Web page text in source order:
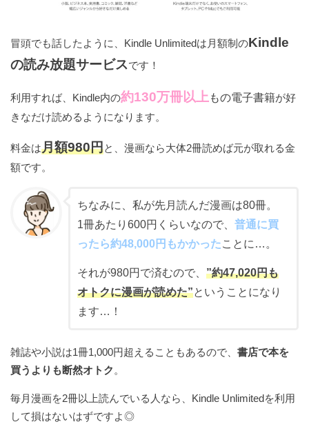
冒頭でも話したように、Kindle Unlimitedは月額制のKindle
の読み放題サービスです！
利用すれば、Kindle内の約130万冊以上 もの電子書籍が好
きなだけ読めるようになります。
料金は月額980円と、漫画なら大体2冊読めば元が取れる金
額です。
ちなみに、私が先月読んだ漫画は80冊。
1冊あたり600円くらいなので、普通に買
ったら約48,000円もかかったことに…。
それが980円で済むので、”約47,020円も
オトクに漫画が読めた”ということになり
ます…！
雑誌や小説は1冊1,000円超えることもあるので、書店で本を
買うよりも断然オトク 。
毎月漫画を2冊以上読んでいる人なら、Kindle Unlimitedを利用
して損はないはずですよ◎